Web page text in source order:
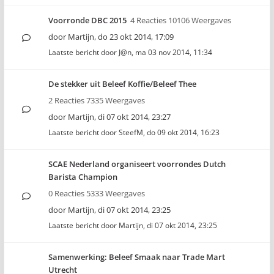
Voorronde DBC 2015 4 Reacties 10106 Weergaves
door Martijn,do 23 okt 2014, 17:09
Laatste bericht door J@n, ma 03 nov 2014, 11:34
De stekker uit Beleef Koffie/Beleef Thee
2 Reacties 7335 Weergaves
door Martijn,di 07 okt 2014, 23:27
Laatste bericht doorSteefM, do 09 okt 2014, 16:23
SCAE Nederland organiseert voorrondes Dutch
Barista Champion
0 Reacties 5333 Weergaves
door Martijn,di 07 okt 2014, 23:25
Laatste bericht door Martijn, di 07 okt 2014, 23:25
Samenwerking: Beleef Smaak naar Trade Mart
Utrecht